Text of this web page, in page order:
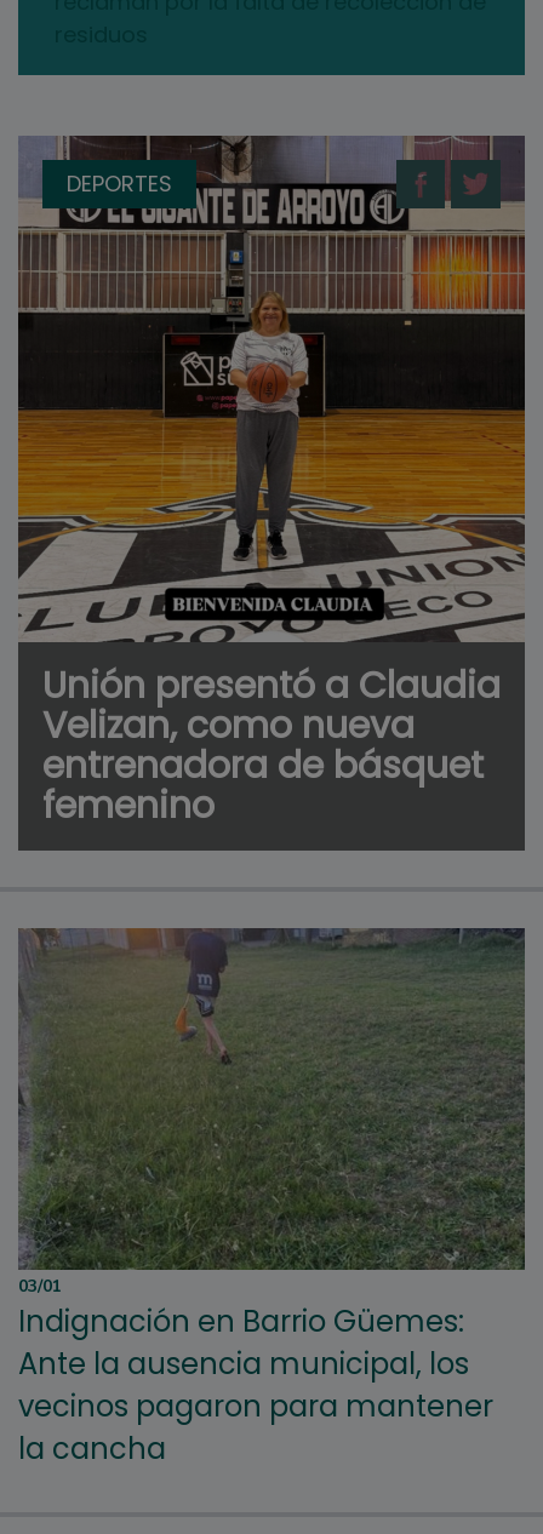
DEPORTES
Unión presentó a Claudia
Velizan, como nueva
entrenadora de básquet
femenino
03/01
Indignación en Barrio Güemes:
Ante la ausencia municipal, los
vecinos pagaron para mantener
la cancha